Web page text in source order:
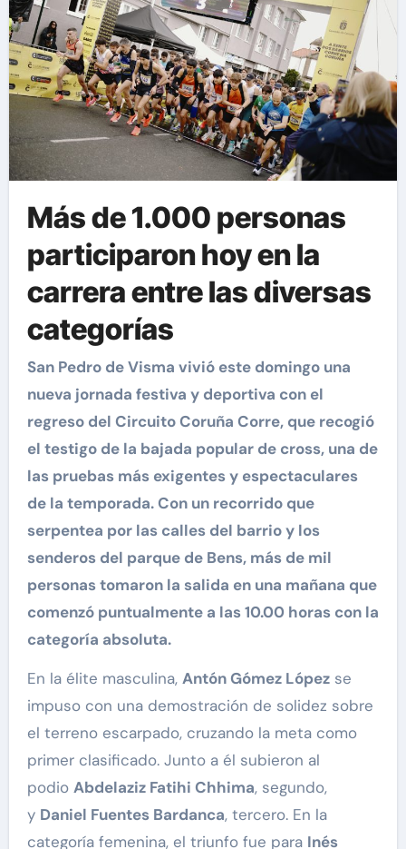
Más de 1.000 personas
participaron hoy en la
carrera entre las diversas
categorías
San Pedro de Visma vivió este domingo una
nueva jornada festiva y deportiva con el
regreso del Circuito Coruña Corre, que recogió
el testigo de la bajada popular de cross, una de
las pruebas más exigentes y espectaculares
de la temporada. Con un recorrido que
serpentea por las calles del barrio y los
senderos del parque de Bens, más de mil
personas tomaron la salida en una mañana que
comenzó puntualmente a las 10.00 horas con la
categoría absoluta.
En la élite masculina, Antón Gómez Lópezse
impuso con una demostración de solidez sobre
el terreno escarpado, cruzando la meta como
primer clasificado. Junto a él subieron al
podio Abdelaziz Fatihi Chhima, segundo,
y Daniel Fuentes Bardanca, tercero. En la
categoría femenina, el triunfo fue para Inés